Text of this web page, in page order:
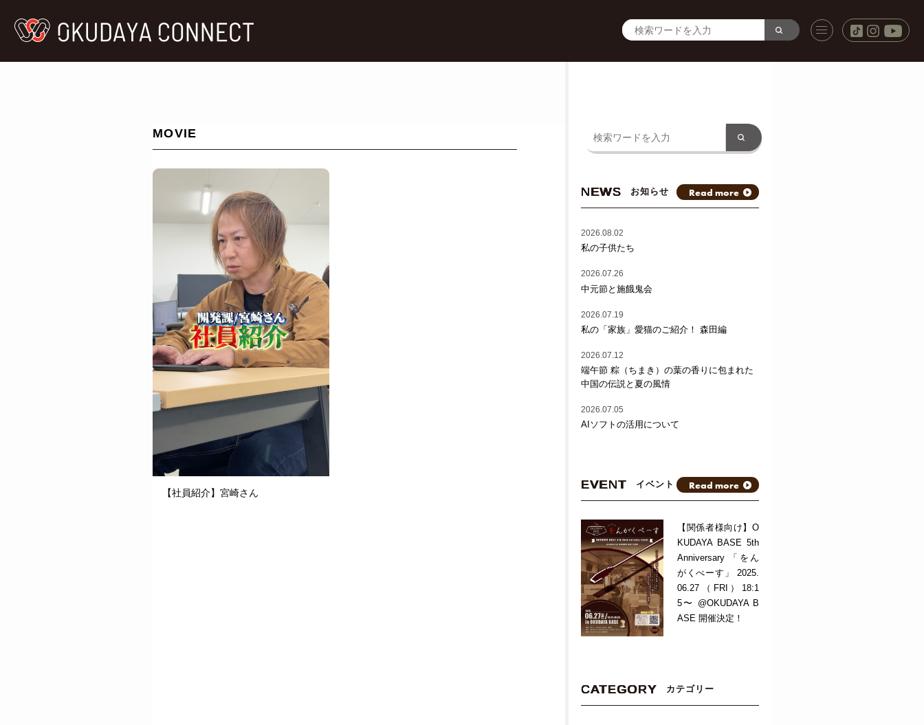
MOVIE
【社員紹介】宮崎さん
NEWS お知らせ Read more
2026.08.02
私の子供たち
2026.07.26
中元節と施餓鬼会
2026.07.19
私の「家族」愛猫のご紹介！ 森田編
2026.07.12
端午節 粽（ちまき）の葉の香りに包まれた
中国の伝説と夏の風情
2026.07.05
AIソフトの活用について
EVENT イベント Read more
【関係者様向け】O
KUDAYA BASE 5th
Anniversary 「をん
がくべーす」 2025.
06.27（FRI）18:1
5〜 @OKUDAYA B
ASE 開催決定！
CATEGORY カテゴリー